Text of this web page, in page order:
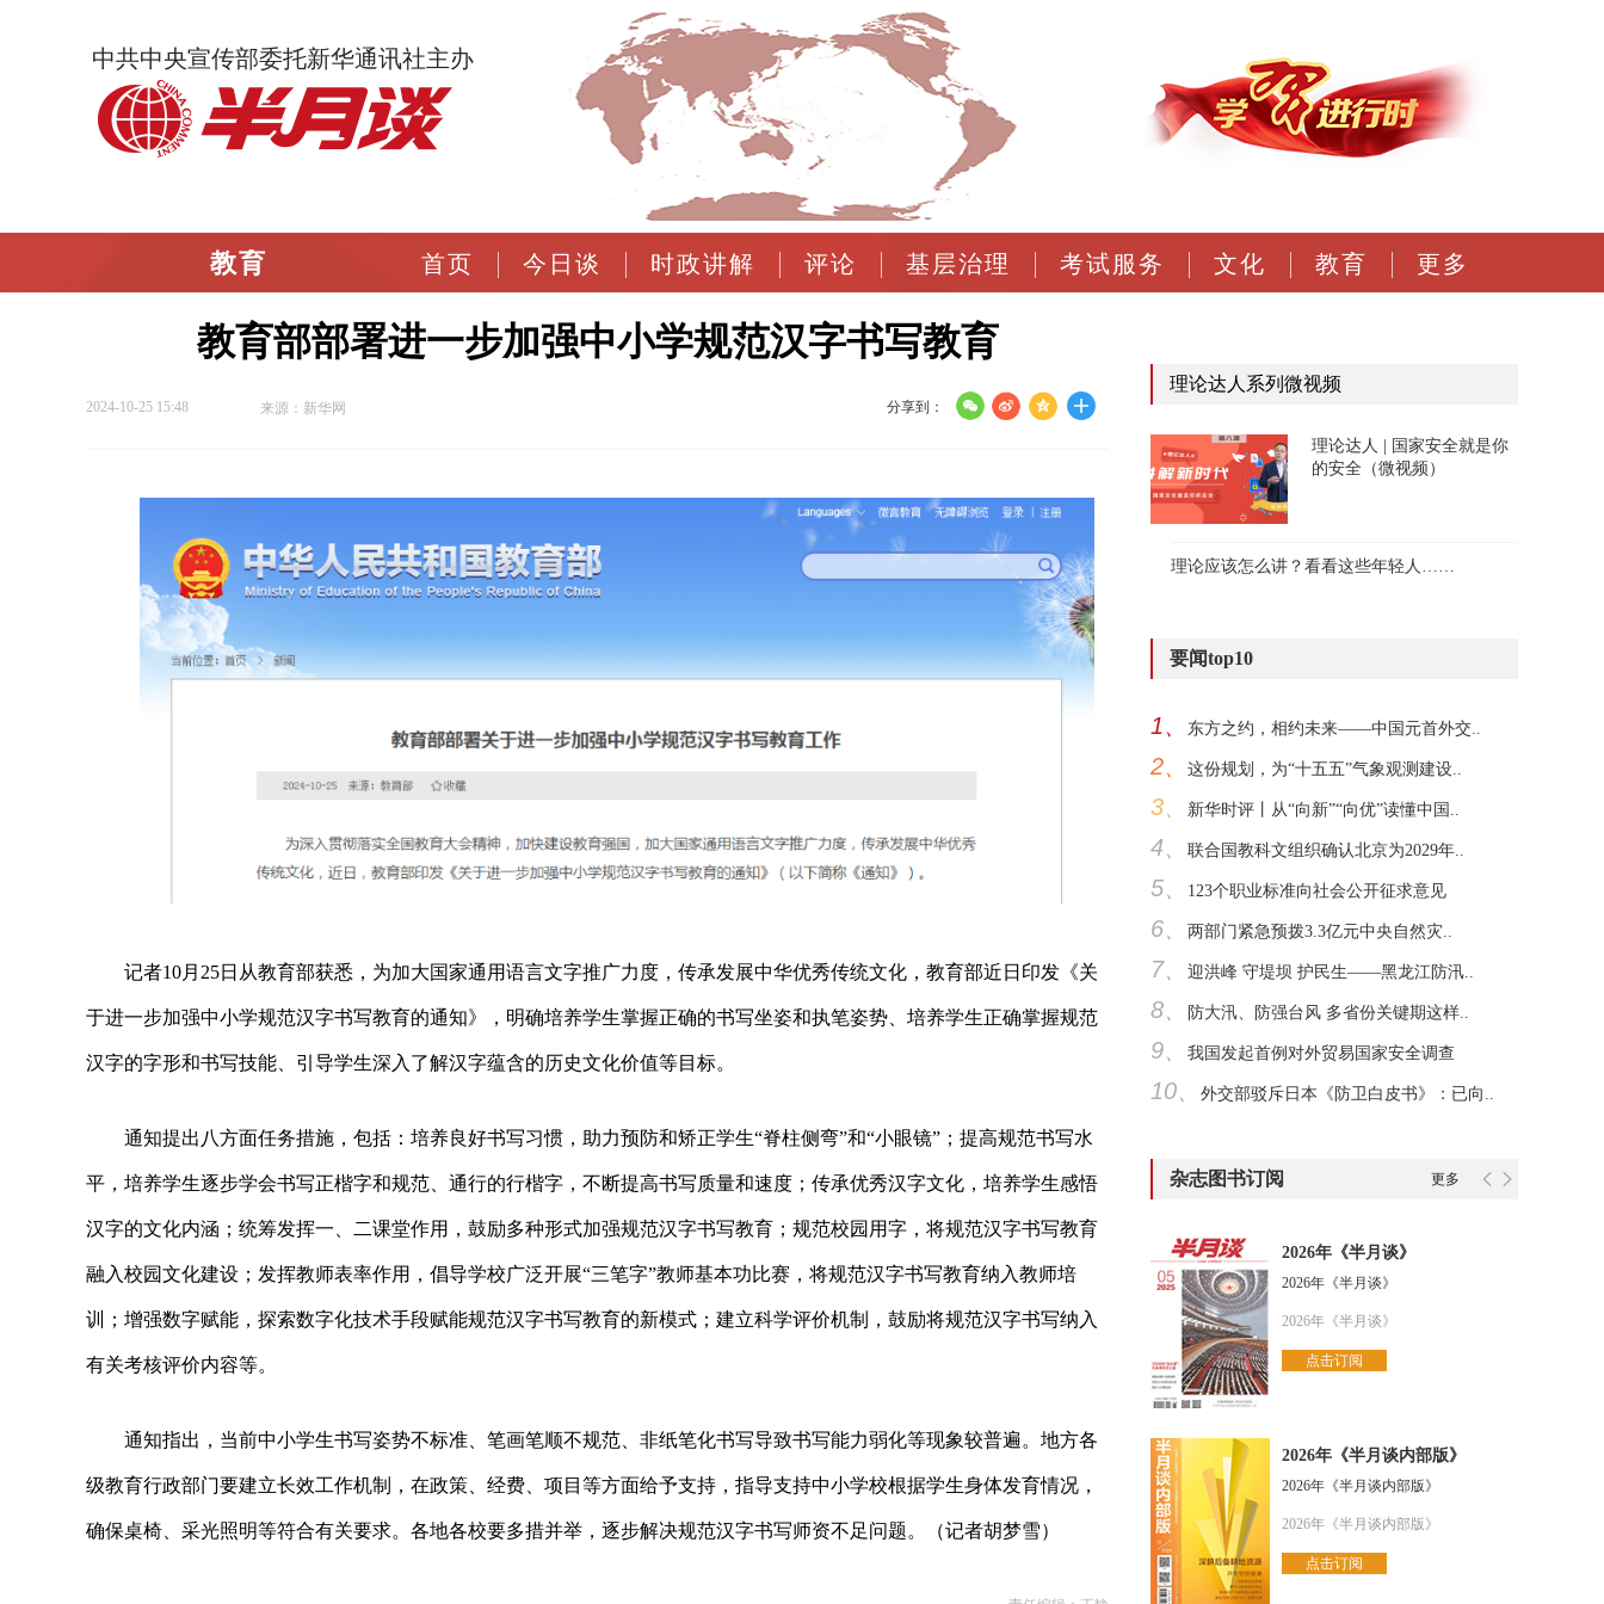
中共中央宣传部委托新华通讯社主办
教育 首页 今日谈 时政讲解 评论 基层治理 考试服务 文化 教育 更多
教育部部署进一步加强中小学规范汉字书写教育
2024-10-25 15:48 来源：新华网 分享到：
记者10月25日从教育部获悉，为加大国家通用语言文字推广力度，传承发展中华优秀传统文化，教育部近日印发《关
于进一步加强中小学规范汉字书写教育的通知》，明确培养学生掌握正确的书写坐姿和执笔姿势、培养学生正确掌握规范
汉字的字形和书写技能、引导学生深入了解汉字蕴含的历史文化价值等目标。
通知提出八方面任务措施，包括：培养良好书写习惯，助力预防和矫正学生“脊柱侧弯”和“小眼镜”；提高规范书写水
平，培养学生逐步学会书写正楷字和规范、通行的行楷字，不断提高书写质量和速度；传承优秀汉字文化，培养学生感悟
汉字的文化内涵；统筹发挥一、二课堂作用，鼓励多种形式加强规范汉字书写教育；规范校园用字，将规范汉字书写教育
融入校园文化建设；发挥教师表率作用，倡导学校广泛开展“三笔字”教师基本功比赛，将规范汉字书写教育纳入教师培
训；增强数字赋能，探索数字化技术手段赋能规范汉字书写教育的新模式；建立科学评价机制，鼓励将规范汉字书写纳入
有关考核评价内容等。
通知指出，当前中小学生书写姿势不标准、笔画笔顺不规范、非纸笔化书写导致书写能力弱化等现象较普遍。地方各
级教育行政部门要建立长效工作机制，在政策、经费、项目等方面给予支持，指导支持中小学校根据学生身体发育情况，
确保桌椅、采光照明等符合有关要求。各地各校要多措并举，逐步解决规范汉字书写师资不足问题。（记者胡梦雪）
理论达人系列微视频
理论达人 | 国家安全就是你
的安全（微视频）
理论应该怎么讲？看看这些年轻人……
要闻top10
1、 东方之约，相约未来——中国元首外交..
2、 这份规划，为“十五五”气象观测建设..
3、 新华时评丨从“向新”“向优”读懂中国..
4、 联合国教科文组织确认北京为2029年..
5、 123个职业标准向社会公开征求意见
6、 两部门紧急预拨3.3亿元中央自然灾..
7、 迎洪峰 守堤坝 护民生——黑龙江防汛..
8、 防大汛、防强台风 多省份关键期这样..
9、 我国发起首例对外贸易国家安全调查
10、 外交部驳斥日本《防卫白皮书》：已向..
杂志图书订阅 更多
2026年《半月谈》
2026年《半月谈》
2026年《半月谈》
点击订阅
2026年《半月谈内部版》
2026年《半月谈内部版》
2026年《半月谈内部版》
点击订阅